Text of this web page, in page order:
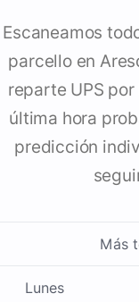
Escaneamos
parcello en
reparte UPS
última hora
predicción
Más
Lunes